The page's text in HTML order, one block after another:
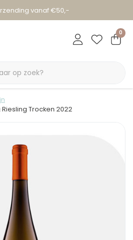
vanaf €50,-
0
Trocken 2022